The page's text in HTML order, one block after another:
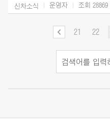
신차소식 운영자 조회 28869
21 22